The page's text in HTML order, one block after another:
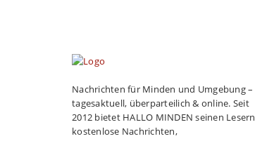
Nachrichten für Minden und Umgebung –
tagesaktuell, überparteilich & online. Seit
2012 bietet HALLO MINDEN seinen Lesern
kostenlose Nachrichten,